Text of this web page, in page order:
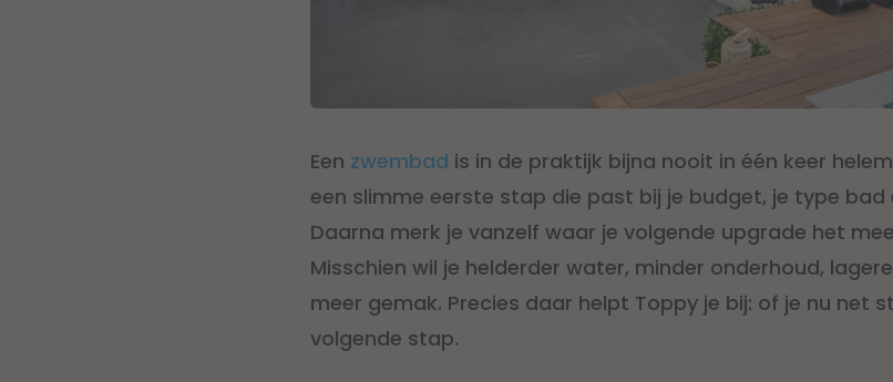
Een zwembad is in de praktijk bijna nooit in één keer
een slimme eerste stap die past bij je budget, je type bad
Daarna merk je vanzelf waar je volgende upgrade het
Misschien wil je helderder water, minder onderhoud,
meer gemak. Precies daar helpt Toppy je bij: of je nu net
volgende stap.